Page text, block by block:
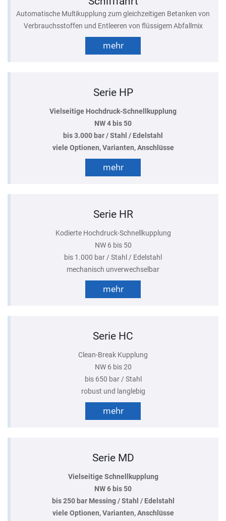
Automatische Multikupplung zum gleichzeitigen Betanken von
Verbrauchsstoffen und Entleeren von flüssigem Abfallmix
mehr
Serie HP
Vielseitige Hochdruck-Schnellkupplung
NW 4 bis 50
bis 3.000 bar / Stahl / Edelstahl
viele Optionen, Varianten, Anschlüsse
mehr
Serie HR
Kodierte Hochdruck-Schnellkupplung
NW 6 bis 50
bis 1.000 bar / Stahl / Edelstahl
mechanisch unverwechselbar
mehr
Serie HC
Clean-Break Kupplung
NW 6 bis 20
bis 650 bar / Stahl
robust und langlebig
mehr
Serie MD
Vielseitige Schnellkupplung
NW 6 bis 50
bis 250 bar Messing / Stahl / Edelstahl
viele Optionen, Varianten, Anschlüsse